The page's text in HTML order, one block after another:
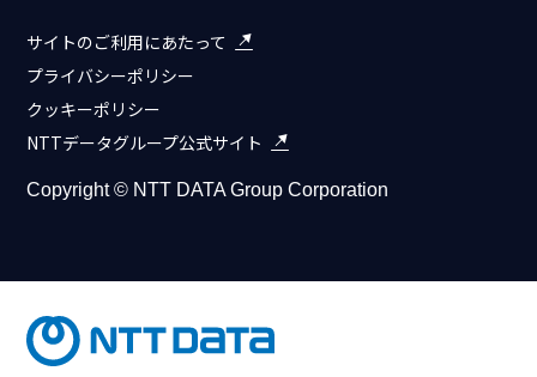
サイトのご利用にあたって
プライバシーポリシー
クッキーポリシー
NTTデータグループ公式サイト
Copyright © NTT DATA Group Corporation